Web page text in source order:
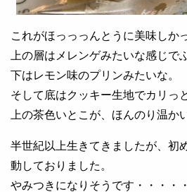
これがほっっっんとうに美味し
上の層はメレンゲみたいな感じで
下はレモン味のプリンみたいな。
そして底はクッキー生地でカリっ
上の茶色いとこが、ほんのり温か
半世紀以上生きてきましたが、初
動しておりました。
やみつきになりそうです・・・・・